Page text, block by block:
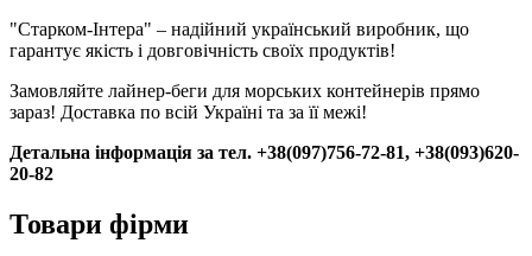
"Старком-Інтера" – надійний український виробник, що
гарантує якість і довговічність своїх продуктів!
Замовляйте лайнер-беги для морських контейнерів прямо
зараз! Доставка по всій Україні та за її межі!
Детальна інформація за тел. +38(097)756-72-81, +38(093)620-
20-82
Товари фірми